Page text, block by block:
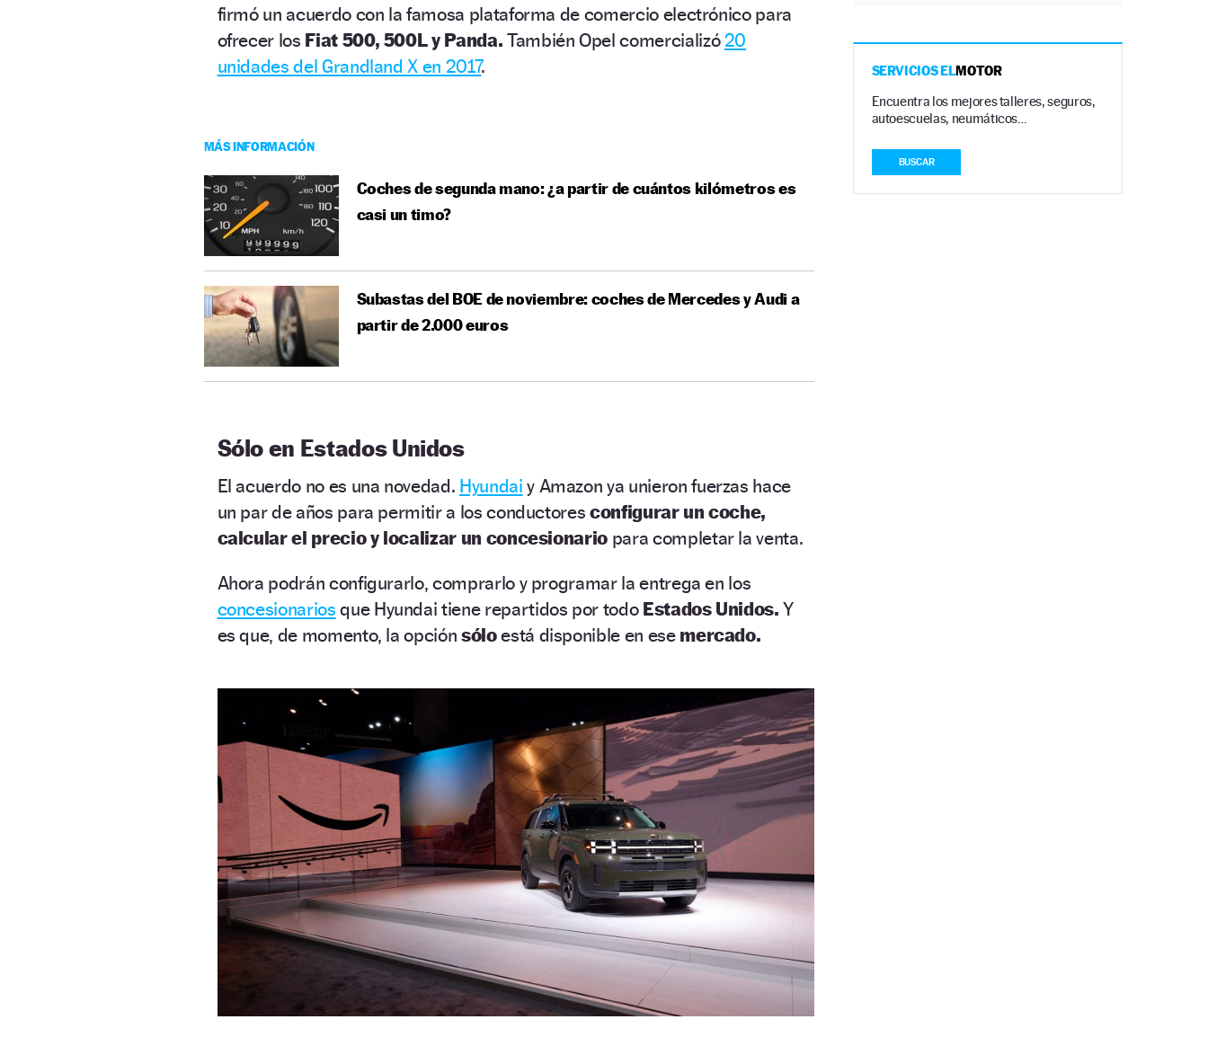
firmó un acuerdo con la famosa plataforma de comercio electrónico para
ofrecer los Fiat 500, 500L y Panda. También Opel comercializó20
unidades del Grandland X en 2017.
MÁS INFORMACIÓN
Coches de segunda mano: ¿a partir de cuántos kilómetros es
casi un timo?
Subastas del BOE de noviembre: coches de Mercedes y Audi a
partir de 2.000 euros
Sólo en Estados Unidos
El acuerdo no es una novedad. Hyundai y Amazon ya unieron fuerzas hace
un par de años para permitir a los conductoresconfigurar un coche,
calcular el precio y localizar un concesionario para completar la venta.
Ahora podrán configurarlo, comprarlo y programar la entrega en los
concesionarios que Hyundai tiene repartidos por todoEstados Unidos.Y
es que, de momento, la opción sóloestá disponible en ese mercado.
SERVICIOS ELMOTOR
Encuentra los mejores talleres, seguros,
autoescuelas, neumáticos…
BUSCAR